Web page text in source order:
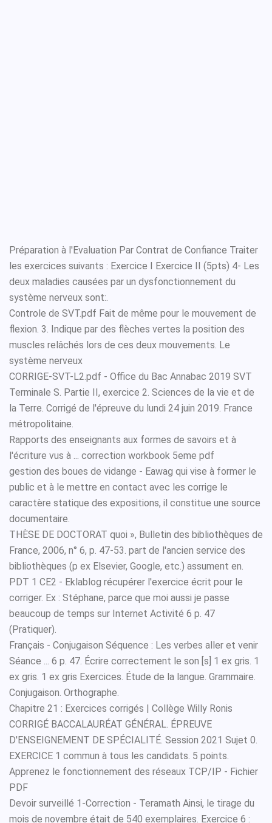
Préparation à l'Evaluation Par Contrat de Confiance Traiter
les exercices suivants : Exercice I Exercice II (5pts) 4- Les
deux maladies causées par un dysfonctionnement du
système nerveux sont:.
Controle de SVT.pdf Fait de même pour le mouvement de
flexion. 3. Indique par des flèches vertes la position des
muscles relâchés lors de ces deux mouvements. Le
système nerveux
CORRIGE-SVT-L2.pdf - Office du Bac Annabac 2019 SVT
Terminale S. Partie II, exercice 2. Sciences de la vie et de
la Terre. Corrigé de l'épreuve du lundi 24 juin 2019. France
métropolitaine.
Rapports des enseignants aux formes de savoirs et à
l'écriture vus à ... correction workbook 5eme pdf
gestion des boues de vidange - Eawag qui vise à former le
public et à le mettre en contact avec les corrige le
caractère statique des expositions, il constitue une source
documentaire.
THÈSE DE DOCTORAT quoi », Bulletin des bibliothèques de
France, 2006, n° 6, p. 47-53. part de l'ancien service des
bibliothèques (p ex Elsevier, Google, etc.) assument en.
PDT 1 CE2 - Eklablog récupérer l'exercice écrit pour le
corriger. Ex : Stéphane, parce que moi aussi je passe
beaucoup de temps sur Internet Activité 6 p. 47
(Pratiquer).
Français - Conjugaison Séquence : Les verbes aller et venir
Séance ... 6 p. 47. Écrire correctement le son [s] 1 ex gris. 1
ex gris. 1 ex gris Exercices. Étude de la langue. Grammaire.
Conjugaison. Orthographe.
Chapitre 21 : Exercices corrigés | Collège Willy Ronis
CORRIGÉ BACCALAURÉAT GÉNÉRAL. ÉPREUVE
D'ENSEIGNEMENT DE SPÉCIALITÉ. Session 2021 Sujet 0.
EXERCICE 1 commun à tous les candidats. 5 points.
Apprenez le fonctionnement des réseaux TCP/IP - Fichier
PDF
Devoir surveillé 1-Correction - Teramath Ainsi, le tirage du
mois de novembre était de 540 exemplaires. Exercice 6 :